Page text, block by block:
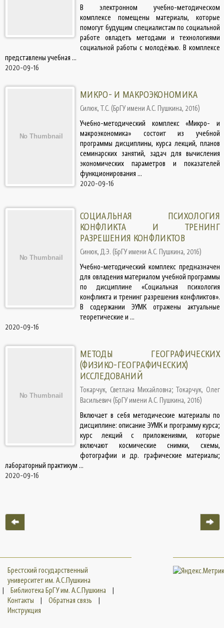
В электронном учебно-методическом
комплексе помещены материалы, которые
помогут будущим специалистам по социальной
работе овладеть методами и технологиями
социальной работы с молодёжью. В комплексе
представлены учебная ...
2020-09-16
МИКРО- И МАКРОЭКОНОМИКА
Силюк, Т.С. (БрГУ имени А.С. Пушкина, 2016)
Учебно-методический комплекс «Микро- и
макроэкономика» состоит из учебной
программы дисциплины, курса лекций, планов
семинарских занятий, задач для вычисления
экономических параметров и показателей
функционирования ...
2020-09-16
СОЦИАЛЬНАЯ ПСИХОЛОГИЯ
КОНФЛИКТА И ТРЕНИНГ
РАЗРЕШЕНИЯ КОНФЛИКТОВ
Синюк, Д.Э. (БрГУ имени А.С. Пушкина, 2016)
Учебно-методический комплекс предназначен
для овладения материалом учебной программы
по дисциплине «Социальная психология
конфликта и тренинг разрешения конфликтов».
В содержании ЭУМК отражены актуальные
теоретические и ...
2020-09-16
МЕТОДЫ ГЕОГРАФИЧЕСКИХ
(ФИЗИКО-ГЕОГРАФИЧЕСКИХ)
ИССЛЕДОВАНИЙ
Токарчук, Светлана Михайловна;Токарчук, Олег
Васильевич (БрГУ имени А.С. Пушкина, 2016)
Включает в себя методические материалы по
дисциплине: описание ЭУМК и программу курса;
курс лекций с приложениями, которые
включают космические снимки, схемы,
фотографии и др. графические материалы;
лабораторный практикум ...
2020-09-16
Брестский государственный
университет им. А.С.Пушкина
|
Библиотека БрГУ им. А.С.Пушкина
|
Контакты
| Обратная связь
|
Инструкция